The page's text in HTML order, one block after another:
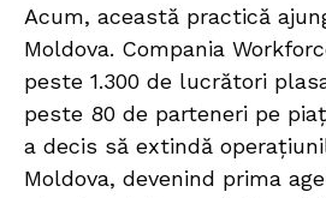
Acum, această practică
Moldova. Compania
peste 1.300 de lucrători
peste 80 de parteneri pe
a decis să extindă
Moldova, devenind prima